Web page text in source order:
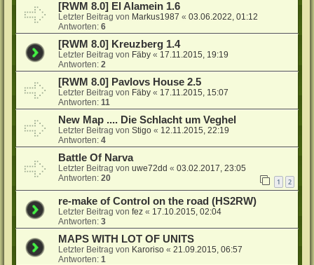
[RWM 8.0] El Alamein 1.6
Letzter Beitrag von Markus1987 «03.06.2022, 01:12
Antworten:6
[RWM 8.0] Kreuzberg 1.4
Letzter Beitrag von Fäby « 17.11.2015, 19:19
Antworten:2
[RWM 8.0] Pavlovs House 2.5
Letzter Beitrag von Fäby « 17.11.2015, 15:07
Antworten:11
New Map .... Die Schlacht um Veghel
Letzter Beitrag vonStigo « 12.11.2015, 22:19
Antworten:4
Battle Of Narva
Letzter Beitrag vonuwe72dd «03.02.2017, 23:05
Antworten:20 1 2
re-make of Control on the road (HS2RW)
Letzter Beitrag vonfez « 17.10.2015, 02:04
Antworten:3
MAPS WITH LOT OF UNITS
Letzter Beitrag von Karoriso «21.09.2015, 06:57
Antworten:1